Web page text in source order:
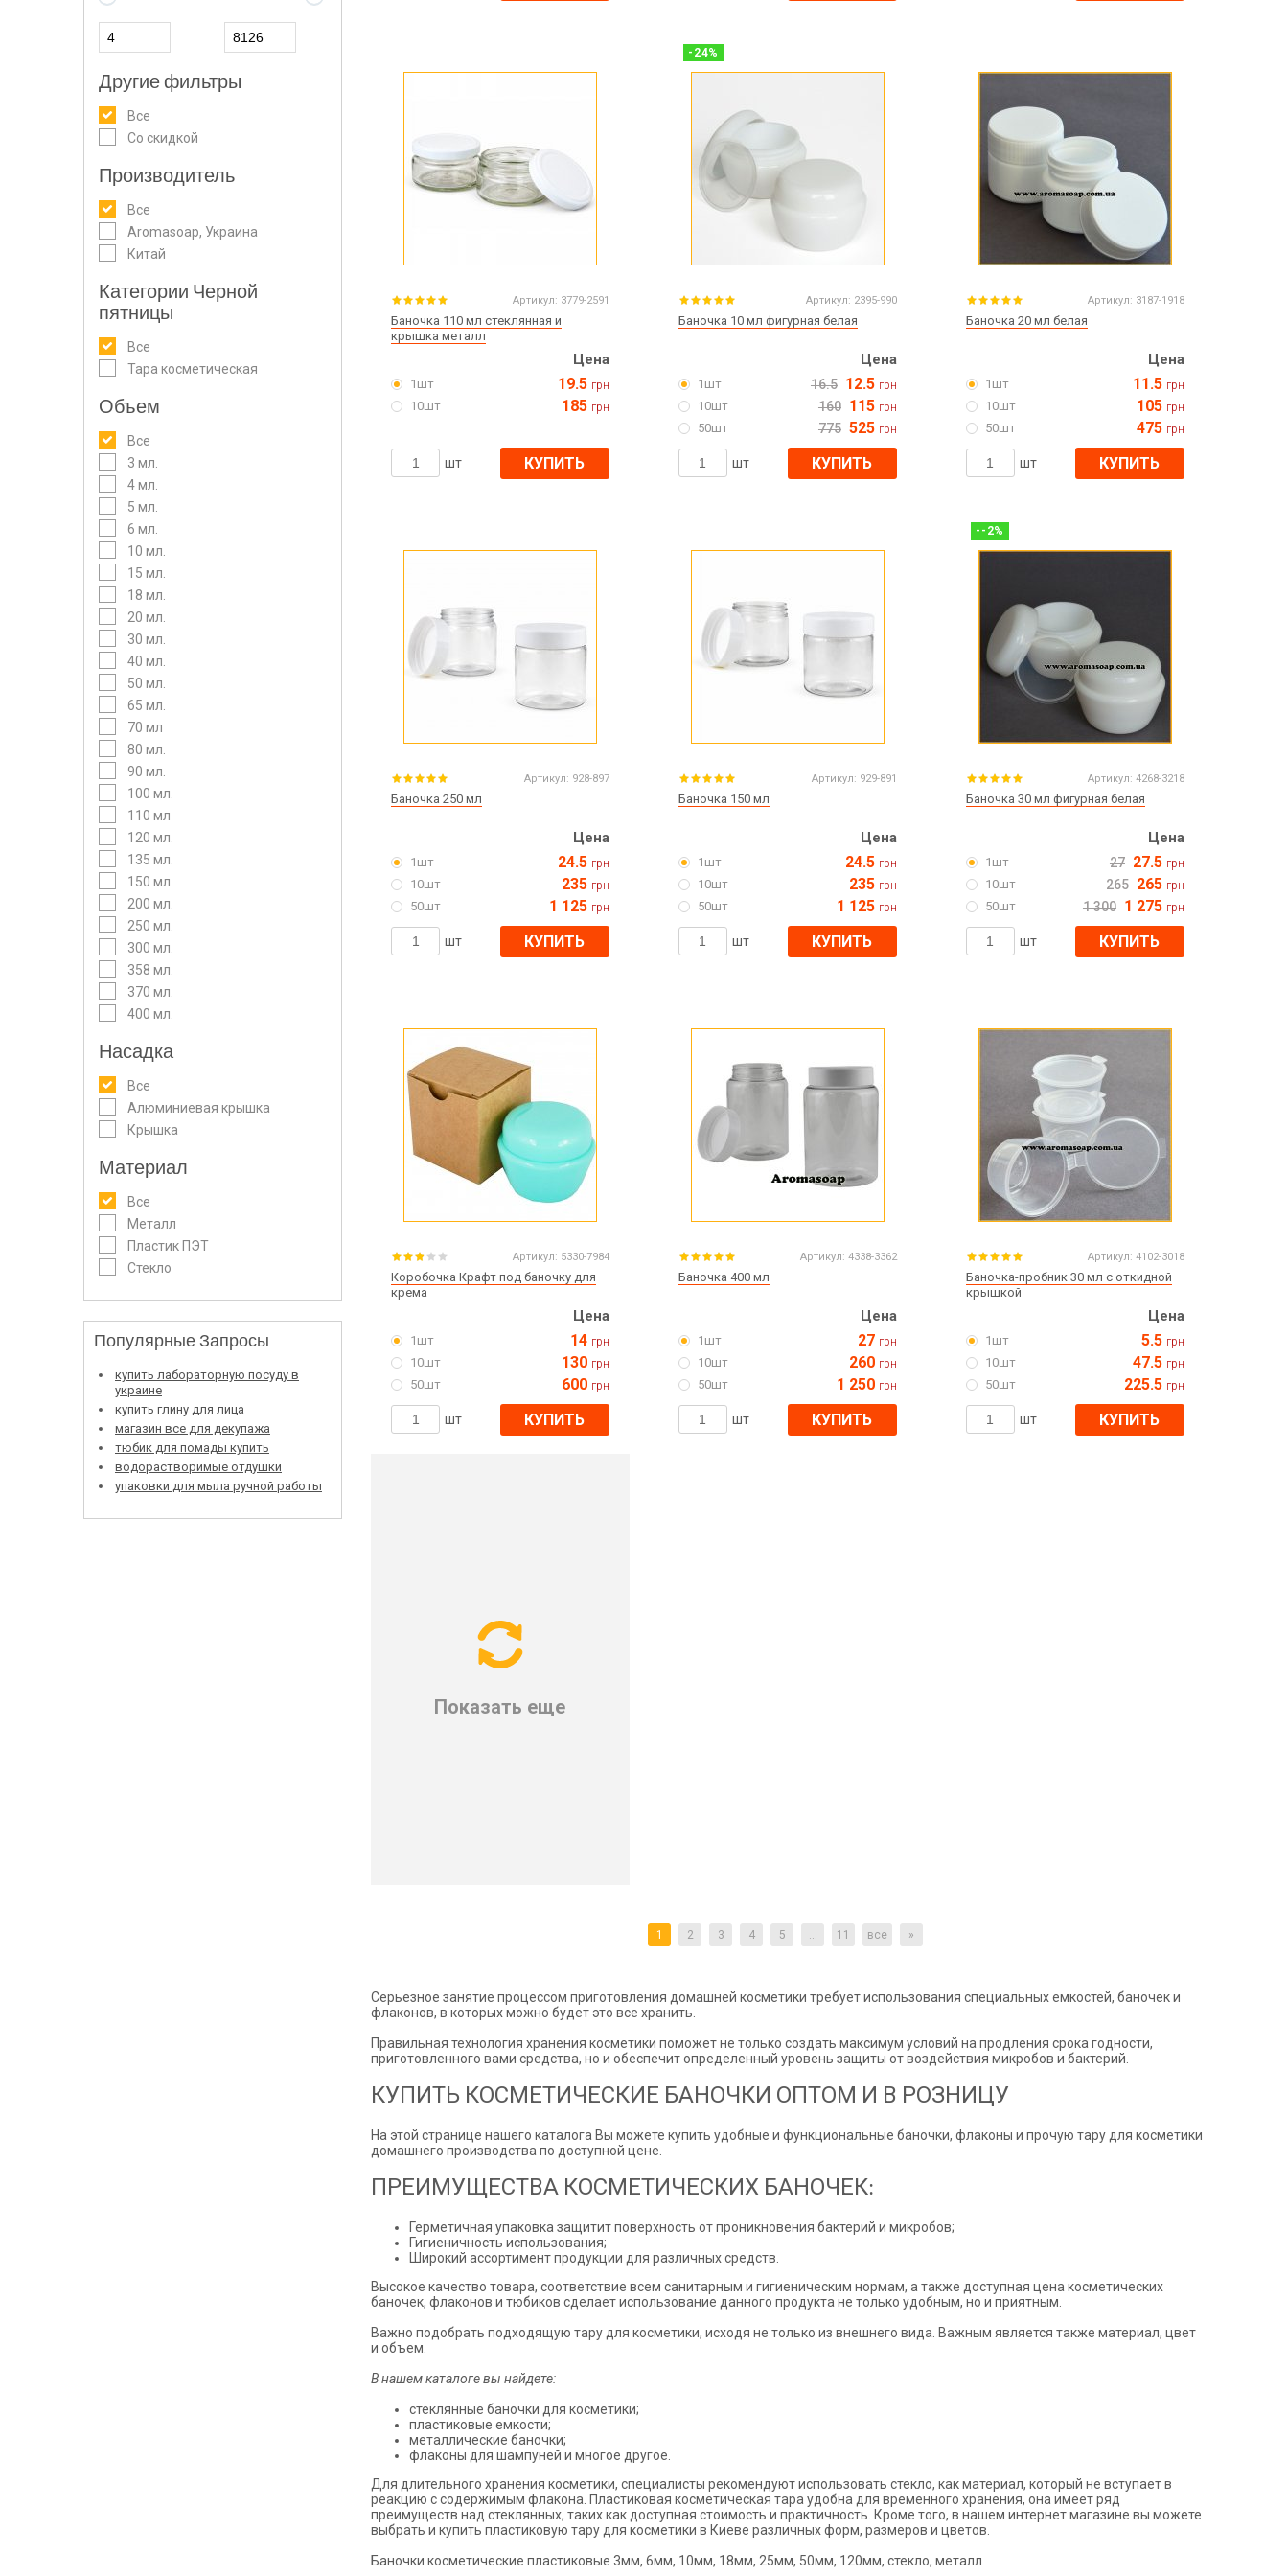
Другие фильтры
Все
Со скидкой
Производитель
Все
Aromasoap, Украина
Китай
Категории Черной
пятницы
Все
Тара косметическая
Объем
Все
3 мл.
4 мл.
5 мл.
6 мл.
10 мл.
15 мл.
18 мл.
20 мл.
30 мл.
40 мл.
50 мл.
65 мл.
70 мл
80 мл.
90 мл.
100 мл.
110 мл
120 мл.
135 мл.
150 мл.
200 мл.
250 мл.
300 мл.
358 мл.
370 мл.
400 мл.
Насадка
Все
Алюминиевая крышка
Крышка
Материал
Все
Металл
Пластик ПЭТ
Стекло
Популярные Запросы
купить лабораторную посуду в
украине
купить глину для лица
магазин все для декупажа
тюбик для помады купить
водорастворимые отдушки
упаковки для мыла ручной работы
Артикул: 3779-2591
Баночка 110 мл стеклянная и
крышка металл
Цена
1шт 19.5 грн
10шт 185 грн
шт КУПИТЬ
- 24%
Артикул: 2395-990
Баночка 10 мл фигурная белая
Цена
1шт 16.5 12.5 грн
10шт 160 115 грн
50шт 775 525 грн
шт КУПИТЬ
Артикул: 3187-1918
Баночка 20 мл белая
Цена
1шт 11.5 грн
10шт 105 грн
50шт 475 грн
шт КУПИТЬ
Артикул: 928-897
Баночка 250 мл
Цена
1шт 24.5 грн
10шт 235 грн
50шт 1 125 грн
шт КУПИТЬ
Артикул: 929-891
Баночка 150 мл
Цена
1шт 24.5 грн
10шт 235 грн
50шт 1 125 грн
шт КУПИТЬ
- -2%
Артикул: 4268-3218
Баночка 30 мл фигурная белая
Цена
1шт 27 27.5 грн
10шт 265 265 грн
50шт 1 300 1 275 грн
шт КУПИТЬ
Артикул: 5330-7984
Коробочка Крафт под баночку для
крема
Цена
1шт 14 грн
10шт 130 грн
50шт 600 грн
шт КУПИТЬ
Артикул: 4338-3362
Баночка 400 мл
Цена
1шт 27 грн
10шт 260 грн
50шт 1 250 грн
шт КУПИТЬ
Артикул: 4102-3018
Баночка-пробник 30 мл с откидной
крышкой
Цена
1шт 5.5 грн
10шт 47.5 грн
50шт 225.5 грн
шт КУПИТЬ
Показать еще
1 2 3 4 5 ... 11 все »
Серьезное занятие процессом приготовления домашней косметики требует использования специальных емкостей, баночек и
флаконов, в которых можно будет это все хранить.
Правильная технология хранения косметики поможет не только создать максимум условий на продления срока годности,
приготовленного вами средства, но и обеспечит определенный уровень защиты от воздействия микробов и бактерий.
КУПИТЬ КОСМЕТИЧЕСКИЕ БАНОЧКИ ОПТОМ И В РОЗНИЦУ
На этой странице нашего каталога Вы можете купить удобные и функциональные баночки, флаконы и прочую тару для косметики
домашнего производства по доступной цене.
ПРЕИМУЩЕСТВА КОСМЕТИЧЕСКИХ БАНОЧЕК:
Герметичная упаковка защитит поверхность от проникновения бактерий и микробов;
Гигиеничность использования;
Широкий ассортимент продукции для различных средств.
Высокое качество товара, соответствие всем санитарным и гигиеническим нормам, а также доступная цена косметических
баночек, флаконов и тюбиков сделает использование данного продукта не только удобным, но и приятным.
Важно подобрать подходящую тару для косметики, исходя не только из внешнего вида. Важным является также материал, цвет
и объем.
В нашем каталоге вы найдете:
стеклянные баночки для косметики;
пластиковые емкости;
металлические баночки;
флаконы для шампуней и многое другое.
Для длительного хранения косметики, специалисты рекомендуют использовать стекло, как материал, который не вступает в
реакцию с содержимым флакона. Пластиковая косметическая тара удобна для временного хранения, она имеет ряд
преимуществ над стеклянных, таких как доступная стоимость и практичность. Кроме того, в нашем интернет магазине вы можете
выбрать и купить пластиковую тару для косметики в Киеве различных форм, размеров и цветов.
Баночки косметические пластиковые 3мм, 6мм, 10мм, 18мм, 25мм, 50мм, 120мм, стекло, металл